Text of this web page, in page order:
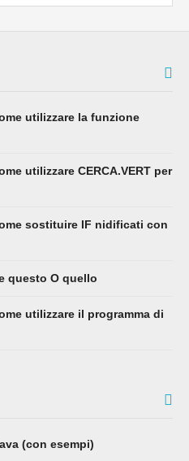
utilizzare la funzione
utilizzare CERCA.VERT per
sostituire IF nidificati con
questo O quello
utilizzare il programma di
(con esempi)